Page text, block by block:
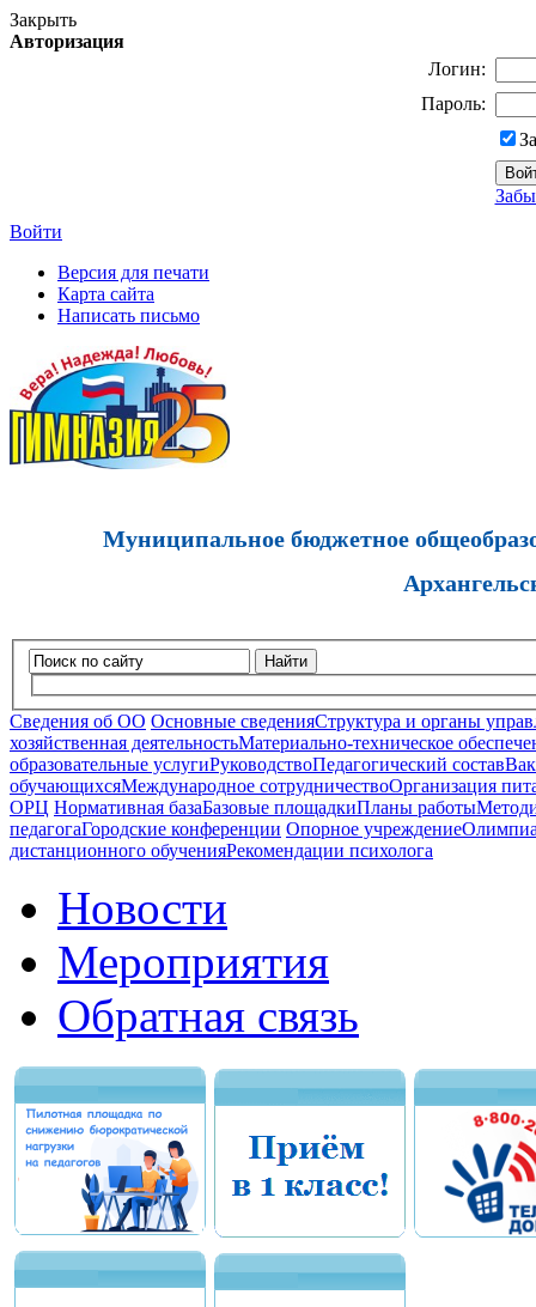
Закрыть
Авторизация
Логин:
Пароль:
Войти
Версия для печати
Карта сайта
Написать письмо
Муниципальное бюджетное
Найти
Сведения об ОО Основные сведенияСтруктура и органы
хозяйственная деятельностьМатериально-техническое
образовательные услугиРуководствоПедагогический состав
обучающихсяМеждународное сотрудничествоОрганизация
ОРЦ Нормативная базаБазовые площадкиПланы работы
педагогаГородские конференции Опорное учреждение
дистанционного обученияРекомендации психолога
Новости
Мероприятия
Обратная связь